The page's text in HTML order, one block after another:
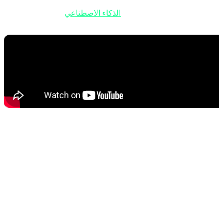
الذكاء الاصطناعي